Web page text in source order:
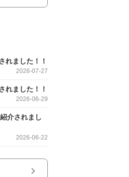
れました！！
2026-07-27
れました！！
2026-06-29
介されまし
2026-06-22